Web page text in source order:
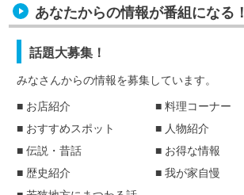
あなたからの情報が番組になる！
話題大募集！
みなさんからの情報を募集しています。
■ お店紹介
■ 料理コーナー
■ おすすめスポット
■ 人物紹介
■ 伝説・昔話
■ お得な情報
■ 歴史紹介
■ 我が家自慢